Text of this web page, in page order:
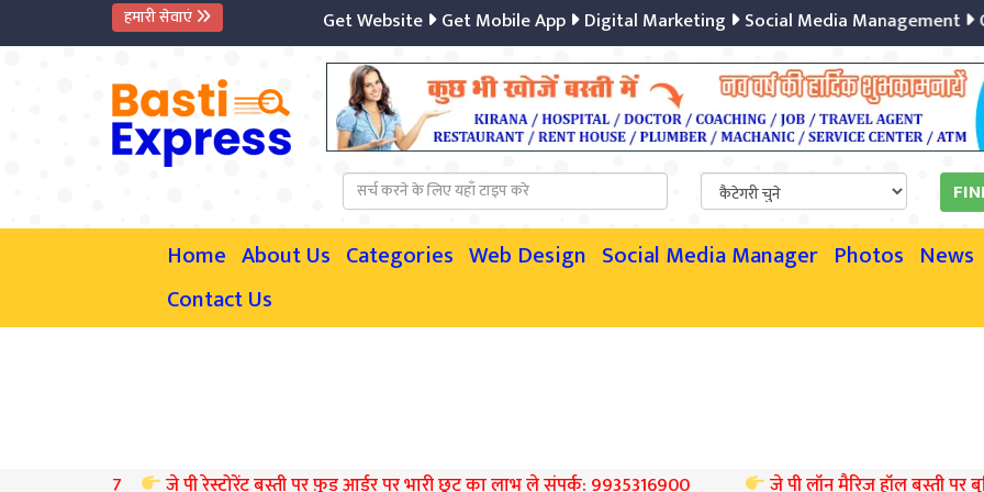
हमारी सेवाएं Get Website Get Mobile App Digital Marketing Social Media Management
Home About Us Categories Web Design Social Media Manager Photos News
Contact Us
जे पी रेस्टोरेंट बस्ती पर फ़ूड आर्डर पर भारी छूट का लाभ ले संपर्क: 9935316900 जे पी लॉन मैरिज हॉल बस्ती पर बुकिंग